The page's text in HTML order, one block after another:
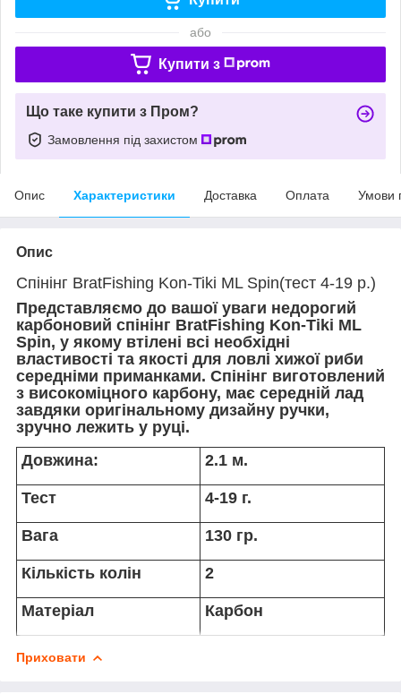
або
Купити з
Що таке купити з Пром?
Замовлення під захистом
Опис Характеристики Доставка Оплата Умови
Опис
Спінінг BratFishing Kon-Tiki ML Spin(тест 4-19 р.)
Представляємо до вашої уваги недорогий
карбоновий спінінг BratFishing Kon-Tiki ML
Spin, у якому втілені всі необхідні
властивості та якості для ловлі хижої риби
середніми приманками. Спінінг виготовлений
з високоміцного карбону, має середній лад
завдяки оригінальному дизайну ручки,
зручно лежить у руці.
Довжина:
2.1 м.
Тест 4-19 г.
Вага 130 гр.
Кількість колін 2
Матеріал Карбон
Приховати